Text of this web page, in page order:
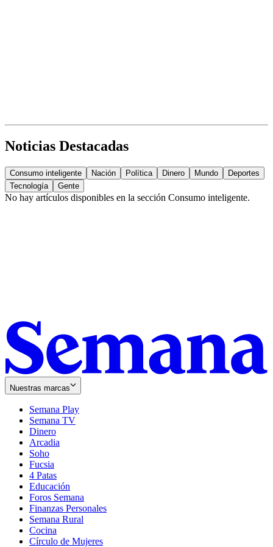
Noticias Destacadas
Consumo inteligente Nación Política Dinero Mundo
Deportes
Tecnología
Gente
No hay artículos disponibles en la sección Consumo inteligente.
Nuestras marcas
Semana Play
Semana TV
Dinero
Arcadia
Soho
in
new
window
Fucsia
in
new
window
4 Patas
Educación
Foros Semana
Finanzas Personales
Semana Rural
Cocina
Círculo de Mujeres